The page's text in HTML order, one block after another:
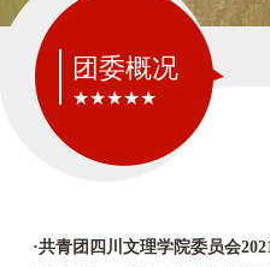
团委概况
★★★★★
·共青团四川文理学院委员会